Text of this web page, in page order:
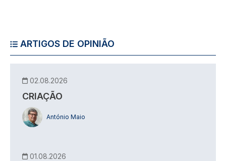
ARTIGOS DE OPINIÃO
02.08.2026
CRIAÇÃO
António Maio
01.08.2026